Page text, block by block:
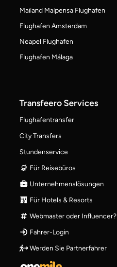
Mailand Malpensa Flughafen
Flughafen Amsterdam
Neapel Flughafen
Flughafen Málaga
Transfeero Services
Flughafentransfer
City Transfers
Stundenservice
Für Reisebüros
Unternehmenslösungen
Für Hotels & Resorts
Webmaster oder Influencer?
Fahrer-Login
Werden Sie Partnerfahrer